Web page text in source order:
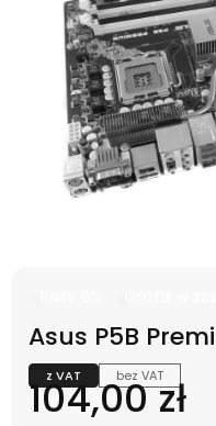
Asus P5B
z VAT bez VAT
Cena
104,00 zł